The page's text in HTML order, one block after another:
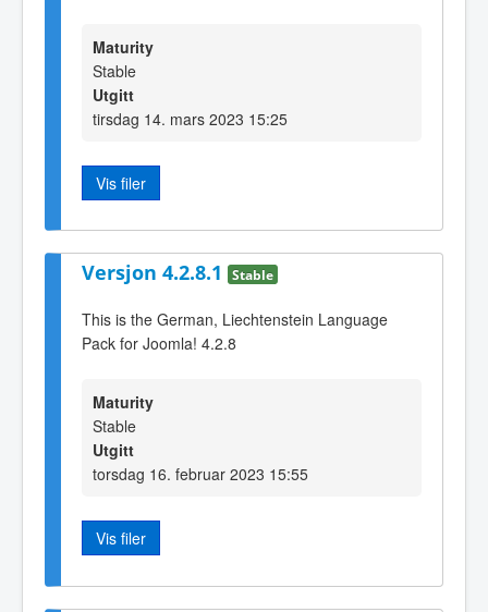
Maturity
Stable
Utgitt
tirsdag 14. mars 2023 15:25
Vis filer
Versjon 4.2.8.1 Stable
This is the German, Liechtenstein Language
Pack for Joomla! 4.2.8
Maturity
Stable
Utgitt
torsdag 16. februar 2023 15:55
Vis filer